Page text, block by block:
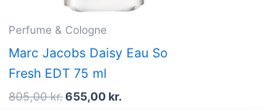
Perfume & Cologne
Marc Jacobs Daisy Eau So
Fresh EDT 75 ml
805,00kr.655,00kr.